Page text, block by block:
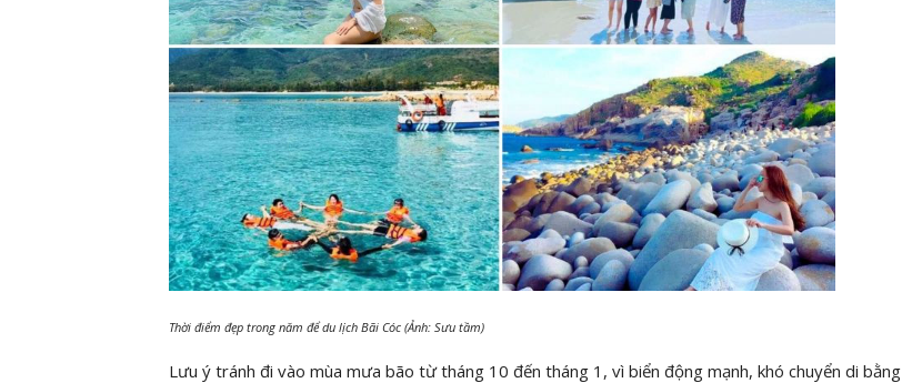
Thời điểm đẹp trong năm để du lịch Bãi Cóc (Ảnh: Sưu tầm)
Lưu ý tránh đi vào mùa mưa bão từ tháng 10 đến tháng 1, vì biển động mạnh, khó chuyển di bằng